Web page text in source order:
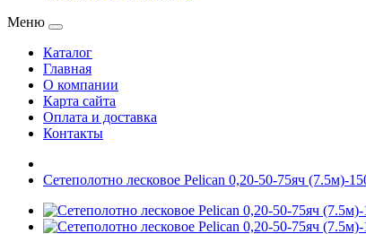
Меню
Каталог
Главная
О компании
Карта сайта
Оплата и доставка
Контакты
Сетеполотно лесковое Pelican 0,20-50-75яч (7.5м)-